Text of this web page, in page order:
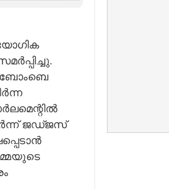
ബോംബെ
ജഡ്‌ജസ്